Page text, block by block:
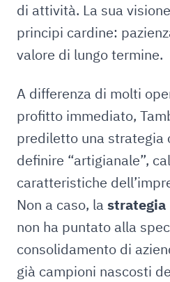
di attività. La sua
principi cardine:
valore di lungo termine.
A differenza di molti
profitto immediato,
prediletto una strategia
definire “artigianale”,
caratteristiche
Non a caso, la
non ha puntato alla
consolidamento di
già campioni nascosti